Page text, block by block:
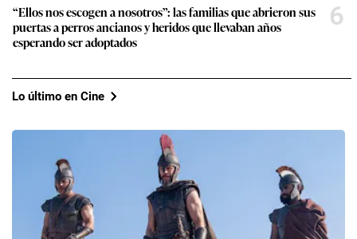
“Ellos nos escogen a nosotros”: las familias que abrieron sus
puertas a perros ancianos y heridos que llevaban años
esperando ser adoptados
6
Lo último en Cine